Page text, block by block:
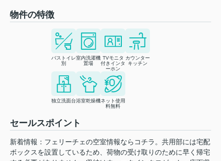
物件の特徴
バストイレ
別
室内洗濯機
置場
TVモニタ
付きインタ
ーホン
カウンター
キッチン
独立洗面台浴室乾燥機ネット使用
料無料
セールスポイント
新着情報：フェリーチェの空室情報ならコチラ。共用部には宅配
ボックスを設置しているため、荷物の受け取りのために早く帰宅